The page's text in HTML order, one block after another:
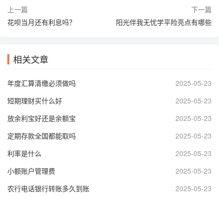
上一篇
花呗当月还有利息吗？
下一篇
阳光伴我无忧学平险亮点有哪些
相关文章
年度汇算清缴必须做吗
2025-05-23
短期理财买什么好
2025-05-23
放余利宝好还是余额宝
2025-05-23
定期存款全国都能取吗
2025-05-23
利率是什么
2025-05-23
小额账户管理费
2025-05-23
农行电话银行转账多久到账
2025-05-23